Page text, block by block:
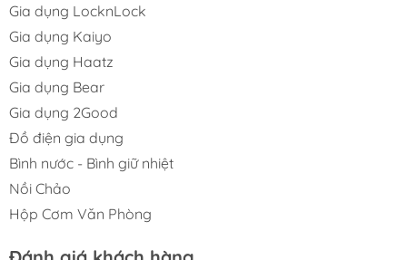
Gia dụng LocknLock
Gia dụng Kaiyo
Gia dụng Haatz
Gia dụng Bear
Gia dụng 2Good
Đồ điện gia dụng
Bình nước - Bình giữ nhiệt
Nồi Chảo
Hộp Cơm Văn Phòng